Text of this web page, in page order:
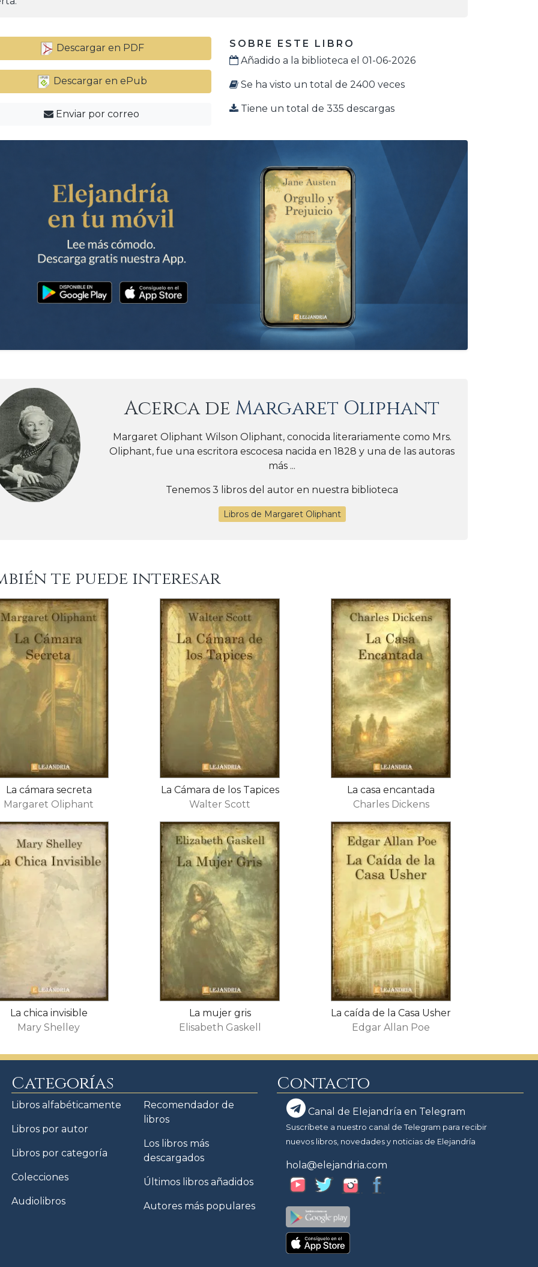
Descargar en PDF
Descargar en ePub
Enviar por correo
SOBRE ESTE LIBRO
Añadido a la biblioteca el 01-06-2026
Se ha visto un total de 2400 veces
Tiene un total de 335 descargas
Acerca deMargaret Oliphant
Margaret Oliphant Wilson Oliphant, conocida literariamente como Mrs.
Oliphant, fue una escritora escocesa nacida en 1828 y una de las autoras
más ...
Tenemos 3 libros del autor en nuestra biblioteca
Libros de Margaret Oliphant
te puede interesar
La cámara secreta
Margaret Oliphant
La Cámara de los Tapices
Walter Scott
La casa encantada
Charles Dickens
La chica invisible
Mary Shelley
La mujer gris
Elisabeth Gaskell
La caída de la Casa Usher
Edgar Allan Poe
Categorías
Libros alfabéticamente
Libros por autor
Libros por categoría
Colecciones
Audiolibros
Recomendador de
libros
Los libros más
descargados
Últimos libros añadidos
Autores más populares
Contacto
Canal de Elejandría en Telegram
Suscríbete a nuestro canal de Telegram para recibir
nuevos libros, novedades y noticias de Elejandría
hola@elejandria.com